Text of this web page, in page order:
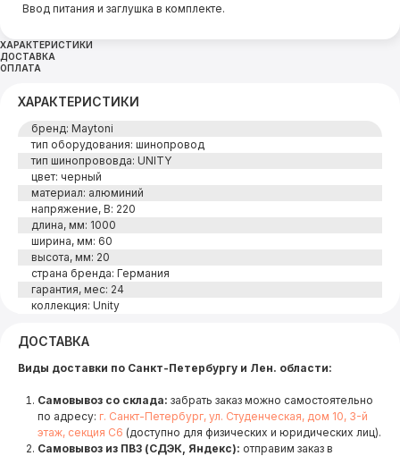
Ввод питания и заглушка в комплекте.
ХАРАКТЕРИСТИКИ
ДОСТАВКА
ОПЛАТА
ХАРАКТЕРИСТИКИ
бренд: Maytoni
тип оборудования: шинопровод
тип шинопрововда: UNITY
цвет: черный
материал: алюминий
напряжение, В: 220
длина, мм: 1000
ширина, мм: 60
высота, мм: 20
страна бренда: Германия
гарантия, мес: 24
коллекция: Unity
ДОСТАВКА
Виды доставки по Санкт-Петербургу и Лен. области:
Самовывоз со склада: забрать заказ можно самостоятельно
по адресу: г. Санкт-Петербург, ул. Студенческая, дом 10, 3-й
этаж, секция С6 (доступно для физических и юридических лиц).
Самовывоз из ПВЗ (СДЭК, Яндекс): отправим заказ в